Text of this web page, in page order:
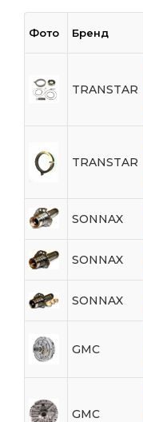
Фото Бренд
TRANSTAR
TRANSTAR
SONNAX
SONNAX
SONNAX
GMC
GMC